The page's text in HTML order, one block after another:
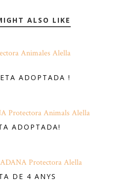
ALSO LIKE
ADOPTADA !
ADOPTADA!
DE 4 ANYS